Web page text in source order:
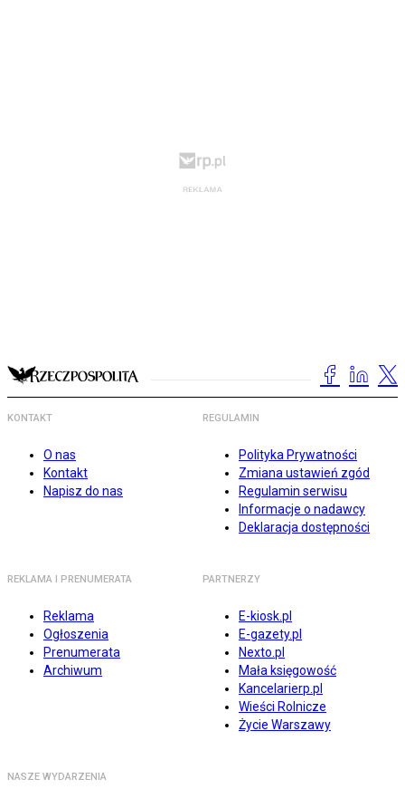
KONTAKT
O nas
Kontakt
Napisz do nas
REGULAMIN
Polityka Prywatności
Zmiana ustawień zgód
Regulamin serwisu
Informacje o nadawcy
Deklaracja dostępności
REKLAMA I PRENUMERATA
Reklama
Ogłoszenia
Prenumerata
Archiwum
PARTNERZY
E-kiosk.pl
E-gazety.pl
Nexto.pl
Mała księgowość
Kancelarierp.pl
Wieści Rolnicze
Życie Warszawy
NASZE WYDARZENIA